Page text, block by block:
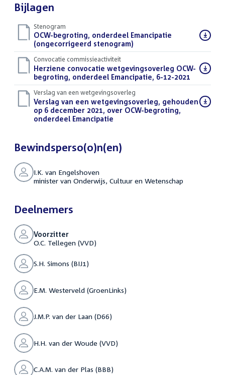
Bijlagen
Stenogram
Download
bestand:
OCW-begroting, onderdeel Emancipatie
(ongecorrigeerd stenogram)
Convocatie commissieactiviteit
Download
bestand:
Herziene convocatie wetgevingsoverleg OCW-
begroting, onderdeel Emancipatie, 6-12-2021 (PDF)
Verslag van een wetgevingsoverleg
Download
bestand:
Verslag van een wetgevingsoverleg, gehouden
op 6 december 2021, over OCW-begroting,
onderdeel Emancipatie
Bewindsperso(o)n(en)
I.K. van Engelshoven
minister van Onderwijs, Cultuur en Wetenschap
Deelnemers
Voorzitter
O.C. Tellegen (VVD)
S.H. Simons (BIJ1)
E.M. Westerveld (GroenLinks)
J.M.P. van der Laan (D66)
H.H. van der Woude (VVD)
C.A.M. van der Plas (BBB)